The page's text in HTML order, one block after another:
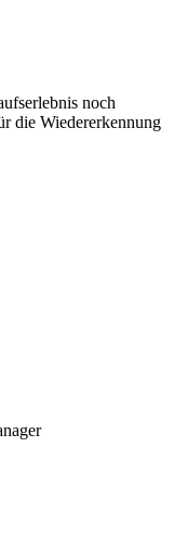
noch
die Wiedererkennung